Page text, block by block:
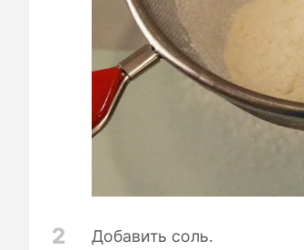
2 Добавить соль.